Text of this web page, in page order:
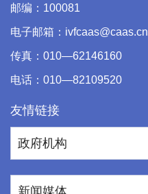
邮编：100081
电子邮箱：ivfcaas@caas.cn
传真：010—62146160
电话：010—82109520
友情链接
政府机构